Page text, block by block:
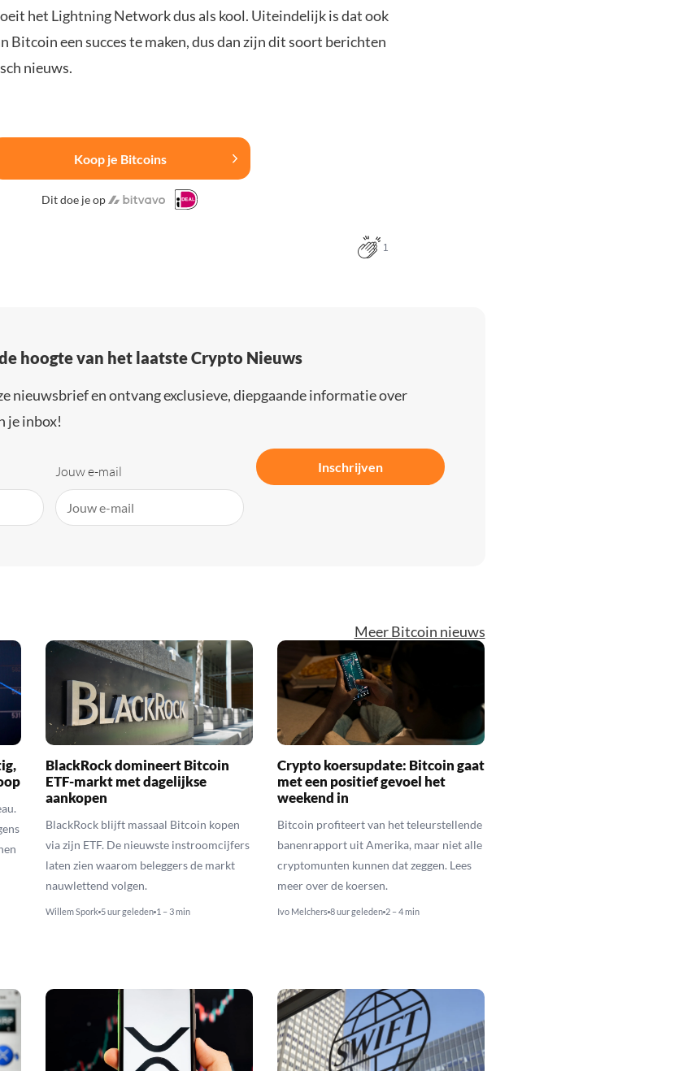
het Lightning Network dus als kool. Uiteindelijk is dat ook
Bitcoin een succes te maken, dus dan zijn dit soort berichten
nieuws.
Koop je Bitcoins
Dit doe je op
1
hoogte van het laatste Crypto Nieuws
nieuwsbrief en ontvang exclusieve, diepgaande informatie over
je inbox!
Jouw e-mail Inschrijven
Meer Bitcoin nieuws
BlackRock domineert Bitcoin
ETF-markt met dagelijkse
aankopen
BlackRock blijft massaal Bitcoin kopen
via zijn ETF. De nieuwste instroomcijfers
laten zien waarom beleggers de markt
nauwlettend volgen.
Willem Spork 5 uur geleden 1 – 3 min
Crypto koersupdate: Bitcoin gaat
met een positief gevoel het
weekend in
Bitcoin profiteert van het teleurstellende
banenrapport uit Amerika, maar niet alle
cryptomunten kunnen dat zeggen. Lees
meer over de koersen.
Ivo Melchers 8 uur geleden 2 – 4 min